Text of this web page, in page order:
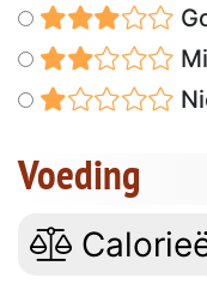
Voeding